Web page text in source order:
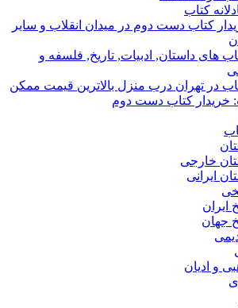
کتاب
کتاب دست دوم در میدان انقلاب و سایر
های داستان, ادبیات, تاریخ, فلسفه و
در تهران درب منزل بالاترین قیمت ممکن
خریدار کتاب دست دوم
خارجی
ایرانی
ایران
جهان
و ادیان